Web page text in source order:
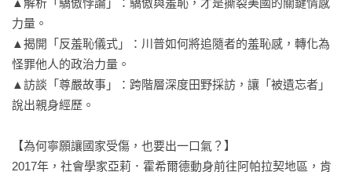
▲解析「驕傲悖論」：驕傲與羞恥，才是撕裂美國的關鍵情感
力量。
▲揭開「反羞恥儀式」：川普如何將追隨者的羞恥感，轉化為
怪罪他人的政治力量。
▲訪談「尊嚴故事」：跨階層深度田野採訪，讓「被遺忘者」
說出親身經歷。
【為何寧願讓國家受傷，也要出一口氣？】
2017年，社會學家亞莉．霍希爾德動身前往阿帕拉契地區，肯